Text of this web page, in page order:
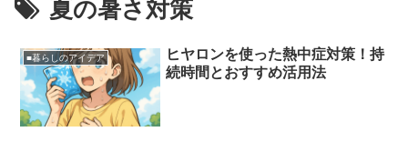
夏の暑さ対策
■暮らしのアイデア
ヒヤロンを使った熱中症対策！持
続時間とおすすめ活用法